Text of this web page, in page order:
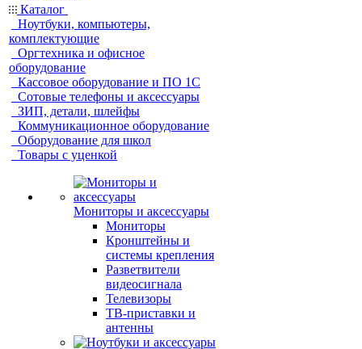
Каталог
Ноутбуки, компьютеры,
комплектующие
Оргтехника и офисное
оборудование
Кассовое оборудование и ПО 1С
Сотовые телефоны и аксессуары
ЗИП, детали, шлейфы
Коммуникационное оборудование
Оборудование для школ
Товары с уценкой
Мониторы и аксессуары
Мониторы
Кронштейны и
системы крепления
Разветвители
видеосигнала
Телевизоры
ТВ-приставки и
антенны